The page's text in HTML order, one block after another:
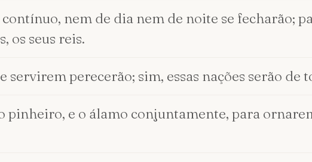
nem de dia nem de noite se fecharão;
os seus reis.
servirem perecerão; sim, essas nações serão de
pinheiro, e o álamo conjuntamente, para